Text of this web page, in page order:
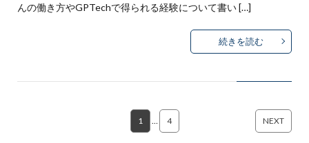
んの働き方やGPTechで得られる経験について書い […]
続きを読む
1 4 NEXT